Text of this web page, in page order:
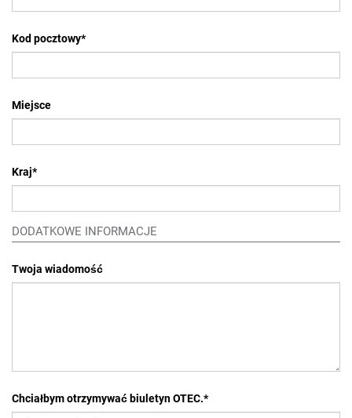
Kod pocztowy*
Miejsce
Kraj*
DODATKOWE INFORMACJE
Twoja wiadomość
Chciałbym otrzymywać biuletyn OTEC.*